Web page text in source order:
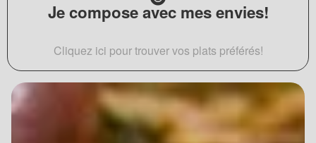
Je compose avec mes envies!
Cliquez ici pour trouver vos plats préférés!